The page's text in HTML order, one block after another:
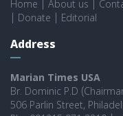
Home About us
Donate Editorial
Address
Marian Times USA
Br. Dominic P.D
506 Parlin Street,